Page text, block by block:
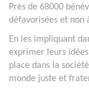
Près de 68000
défavorisées et non
En les impliquant
exprimer leurs
place dans la
monde juste et